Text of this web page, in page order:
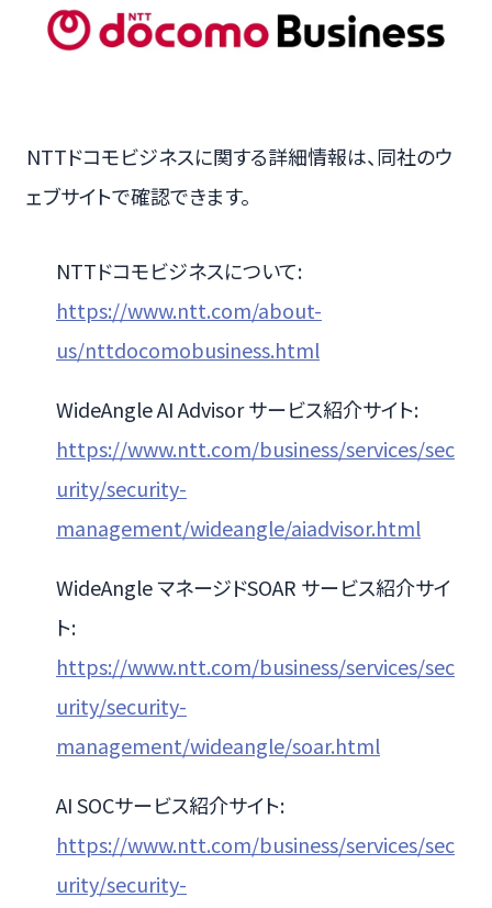
NTTドコモビジネスに関する詳細情報は、同社のウ
ェブサイトで確認できます。
NTTドコモビジネスについて:
https://www.ntt.com/about-
us/nttdocomobusiness.html
WideAngle AI Advisor サービス紹介サイト:
https://www.ntt.com/business/services/sec
urity/security-
management/wideangle/aiadvisor.html
WideAngle マネージドSOAR サービス紹介サイ
ト:
https://www.ntt.com/business/services/sec
urity/security-
management/wideangle/soar.html
AI SOCサービス紹介サイト:
https://www.ntt.com/business/services/sec
urity/security-